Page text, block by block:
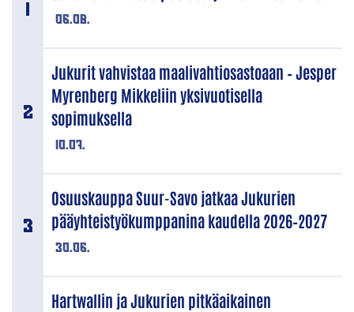
06.08.
10.07.
Jukurit vahvistaa maalivahtiosastoaan – Jesper
Myrenberg Mikkeliin yksivuotisella
sopimuksella
30.06.
Osuuskauppa Suur-Savo jatkaa Jukurien
pääyhteistyökumppanina kaudella 2026–2027
Hartwallin ja Jukurien pitkäaikainen